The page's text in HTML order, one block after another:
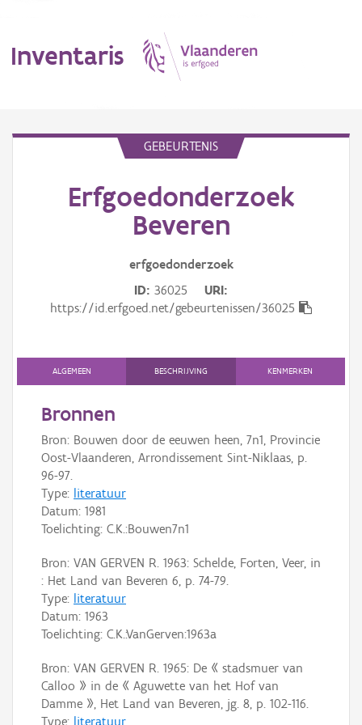
Inventaris
Erfgoedobject
Persoon of collectief
Downloads
Hergebruik
Aanmelden
GEBEURTENIS
Erfgoedonderzoek
Beveren
erfgoedonderzoek
ID 36025
URI
https://id.erfgoed.net/gebeurtenissen/36025
ALGEMEEN BESCHRIJVING KENMERKEN
Bronnen
Bron: Bouwen door de eeuwen heen, 7n1, Provincie
Oost-Vlaanderen, Arrondissement Sint-Niklaas, p.
96-97.
Type: literatuur
Datum: 1981
Toelichting: C.K.:Bouwen7n1
Bron: VAN GERVEN R. 1963: Schelde, Forten, Veer, in
: Het Land van Beveren 6, p. 74-79.
Type: literatuur
Datum: 1963
Toelichting: C.K.:VanGerven:1963a
Bron: VAN GERVEN R. 1965: De « stadsmuer van
Calloo » in de « Aguwette van het Hof van
Damme », Het Land van Beveren, jg. 8, p. 102-116.
Type: literatuur